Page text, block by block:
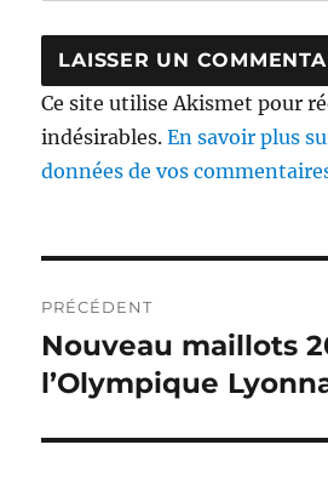
Ce site utilise Akismet pour
indésirables.En savoir plus
données de vos
de
l’article
PRÉCÉDENT
Publication
précédente :
Nouveau maillots
l’Olympique